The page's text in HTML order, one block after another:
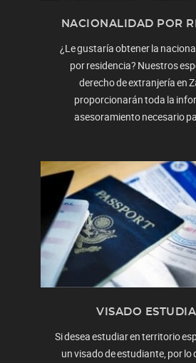
NACIONALIDAD POR
¿Le gustaría obtener la
por residencia? Nuestros
derecho de extranjería en
proporcionarán toda la
asesoramiento necesario
VISADO
Si desea estudiar en territorio
un visado de estudiante, por lo